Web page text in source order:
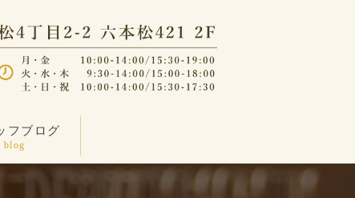
フブログ
blog